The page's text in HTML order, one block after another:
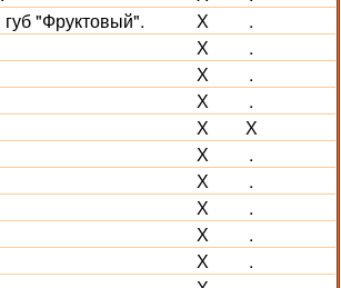
"Фруктовый". Х
.
Х
.
Х
.
Х
.
Х
Х
Х
.
Х
.
Х
.
Х
.
Х
.